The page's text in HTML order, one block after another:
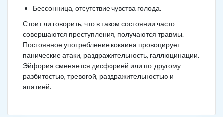
Бессонница, отсутствие чувства голода.
Стоит ли говорить, что в таком состоянии часто
совершаются преступления, получаются травмы.
Постоянное употребление кокаина провоцирует
панические атаки, раздражительность, галлюцинации.
Эйфория сменяется дисфорией или по-другому
разбитостью, тревогой, раздражительностью и
апатией.